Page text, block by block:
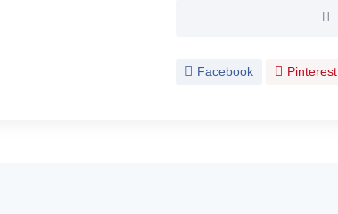
Facebook Pinterest